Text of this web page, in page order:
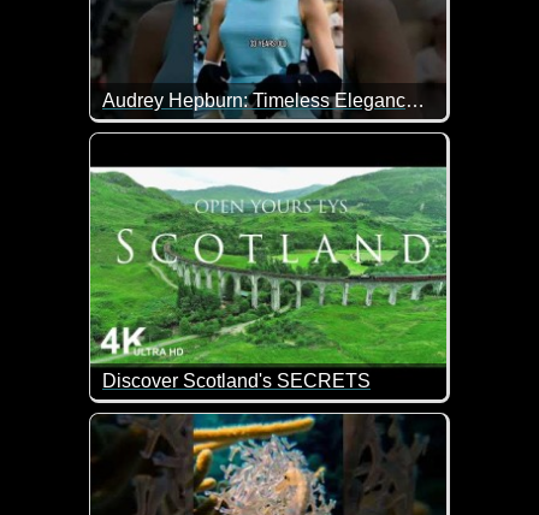
Audrey Hepburn: Timeless Elegance That Still Captivates
Audrey Hepburn ist eine beeindruckende
Discover Scotland's SECRETS
Wunderschöne Eindrücke von Schottland.